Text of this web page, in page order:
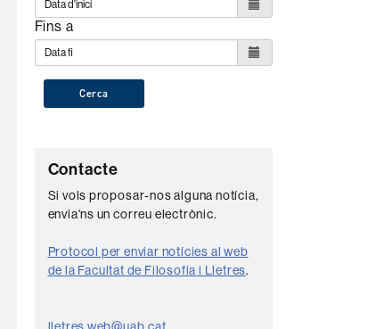
Fins a
Cerca
C
o
n
t
a
Contacte
Si vols proposar-nos alguna notícia,
envia'ns un correu electrònic.
Protocol per enviar notícies al web
de la Facultat de Filosofia i Lletres.